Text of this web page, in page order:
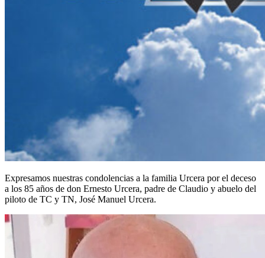
Expresamos nuestras condolencias a la familia Urcera por el deceso
a los 85 años de don Ernesto Urcera, padre de Claudio y abuelo del
piloto de TC y TN, José Manuel Urcera.